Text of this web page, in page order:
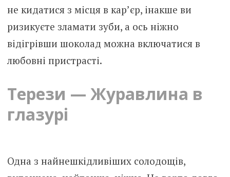
не кидатися з місця в кар’єр, інакше ви
ризикуєте зламати зуби, а ось ніжно
відігрівши шоколад можна включатися в
любовні пристрасті.
Терези — Журавлина в
глазурі
Одна з найнешкідливіших солодощів,